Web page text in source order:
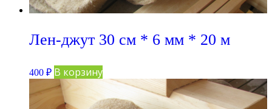
Лен-джут 30 см * 6 мм * 20 м
400 ₽ В корзину